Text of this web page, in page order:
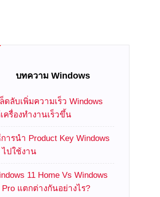
บทความ Windows
ดลับเพิ่มความเร็ว Windows
ครื่องทำงานเร็วขึ้น
ารนำ Product Key Windows
ไปใช้งาน
11 Home Vs Windows
Pro แตกต่างกันอย่างไร?